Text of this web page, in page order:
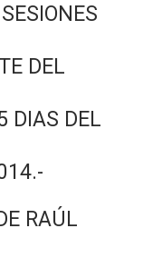
DEL
DIAS DEL
RAÚL